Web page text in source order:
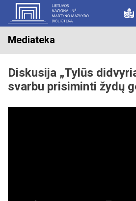
Mediateka
Diskusija „Tylūs
svarbu prisiminti žydų